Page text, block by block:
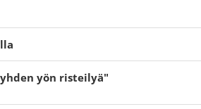
yön risteilyä"